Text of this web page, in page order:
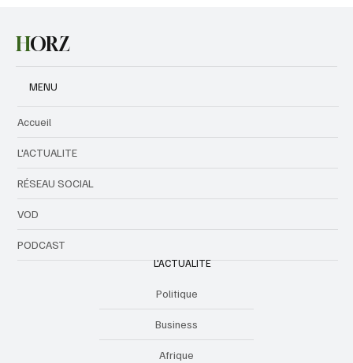
HORZ
MENU
Accueil
L'ACTUALITE
RÉSEAU SOCIAL
VOD
PODCAST
L'ACTUALITE
Politique
Business
Afrique